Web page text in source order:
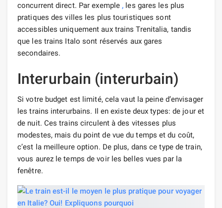
concurrent direct. Par exemple , les gares les plus
pratiques des villes les plus touristiques sont
accessibles uniquement aux trains Trenitalia, tandis
que les trains Italo sont réservés aux gares
secondaires.
Interurbain (interurbain)
Si votre budget est limité, cela vaut la peine d’envisager
les trains interurbains. Il en existe deux types: de jour et
de nuit. Ces trains circulent à des vitesses plus
modestes, mais du point de vue du temps et du coût,
c’est la meilleure option. De plus, dans ce type de train,
vous aurez le temps de voir les belles vues par la
fenêtre.